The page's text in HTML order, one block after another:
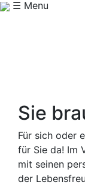
☰ Menu
Sie
Für sich oder
für Sie da! Im
mit seinen
der